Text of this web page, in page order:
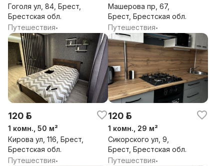
Гоголя ул, 84, Брест,
Брестская обл.
Путешествия•
Машерова пр, 67,
Брест, Брестская обл.
Путешествия•
120 р.
1 комн., 50 м²
Кирова ул, 116, Брест,
Брестская обл.
Путешествия•
120 р.
1 комн., 29 м²
Сикорского ул, 9,
Брест, Брестская обл.
Путешествия•